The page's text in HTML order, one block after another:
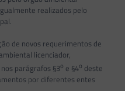
realizados pelo
de novos requerimentos de
licenciador,
parágrafos §3o e §4o deste
por diferentes entes